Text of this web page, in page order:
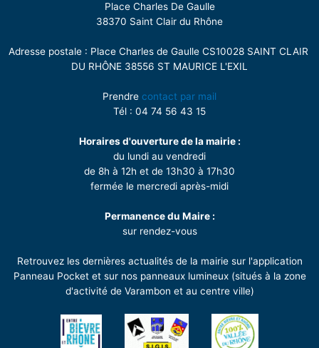
Place Charles De Gaulle
38370 Saint Clair du Rhône
Adresse postale : Place Charles de Gaulle CS10028 SAINT CLAIR
DU RHÔNE 38556 ST MAURICE L'EXIL
Prendre contact par mail
Tél : 04 74 56 43 15
Horaires d'ouverture de la mairie :
du lundi au vendredi
de 8h à 12h et de 13h30 à 17h30
fermée le mercredi après-midi
Permanence du Maire :
sur rendez-vous
Retrouvez les dernières actualités de la mairie sur l'application
Panneau Pocket et sur nos panneaux lumineux (situés à la zone
d'activité de Varambon et au centre ville)